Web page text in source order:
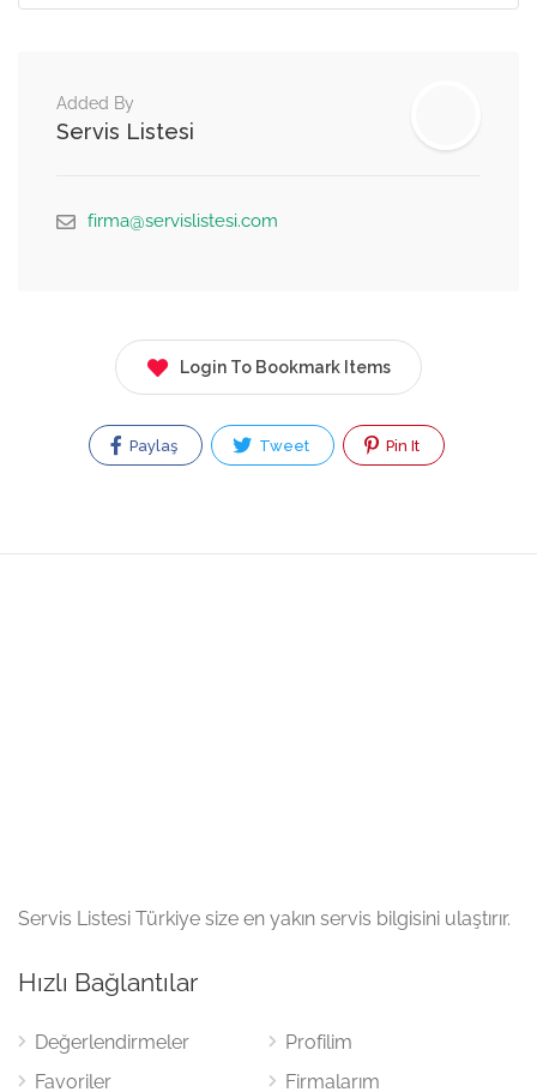
Added By
Servis Listesi
firma@servislistesi.com
Login To Bookmark Items
Paylaş Tweet Pin It
Servis Listesi Türkiye size en yakın servis bilgisini ulaştırır.
Hızlı Bağlantılar
Değerlendirmeler
Favoriler
Profilim
Firmalarım